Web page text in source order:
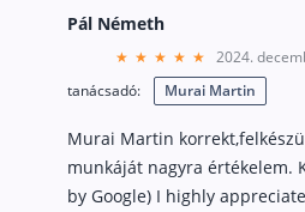
Pál Németh
2024.
tanácsadó:
Murai Martin
Murai Martin
munkáját nagyra értékelem.
by Google) I highly